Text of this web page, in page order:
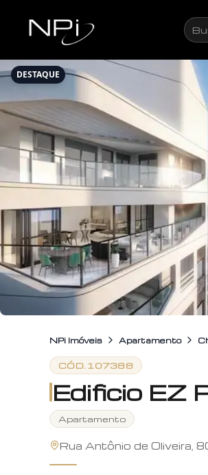
DESTAQUE
NPi Imóveis Apartamento
CÓD. 107388
Edificio EZ
Apartamento
Rua Antônio de Oliveira,